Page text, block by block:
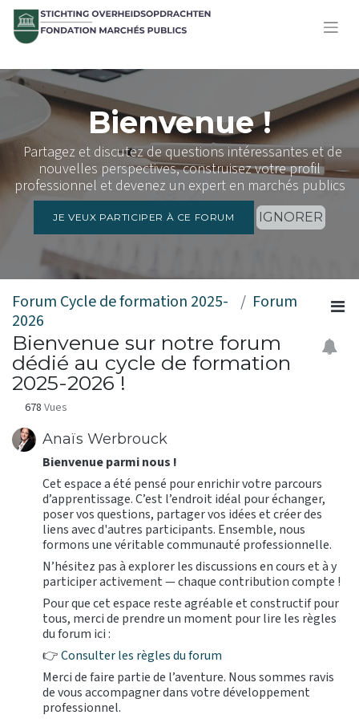
Bienvenue !
Partagez et discutez de questions intéressantes et de
nouvelles perspectives, construisez votre profil
professionnel et devenez un expert en marchés publics
JE VEUX PARTICIPER À CE FORUM IGNORER
Forum Cycle de formation 2025-
2026
Forum
Bienvenue sur notre forum
dédié au cycle de formation
2025-2026 !
678 Vues
Anaïs Werbrouck
Bienvenue parmi nous !
Cet espace a été pensé pour enrichir votre parcours
d’apprentissage. C’est l’endroit idéal pour échanger,
poser vos questions, partager vos idées et créer des
liens avec d'autres participants. Ensemble, nous
formons une véritable communauté professionnelle.
N’hésitez pas à explorer les discussions en cours et à y
participer activement — chaque contribution compte !
Pour que cet espace reste agréable et constructif pour
tous, merci de prendre un moment pour lire les règles
du forum ici :
👉Consulter les règles du forum
Merci de faire partie de l’aventure. Nous sommes ravis
de vous accompagner dans votre développement
professionnel.